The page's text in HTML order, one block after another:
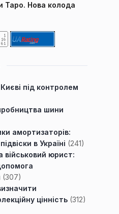
Нова колода
під контролем
шини
амортизаторів:
в Україні (241)
військовий юрист:
(307)
цінність (312)